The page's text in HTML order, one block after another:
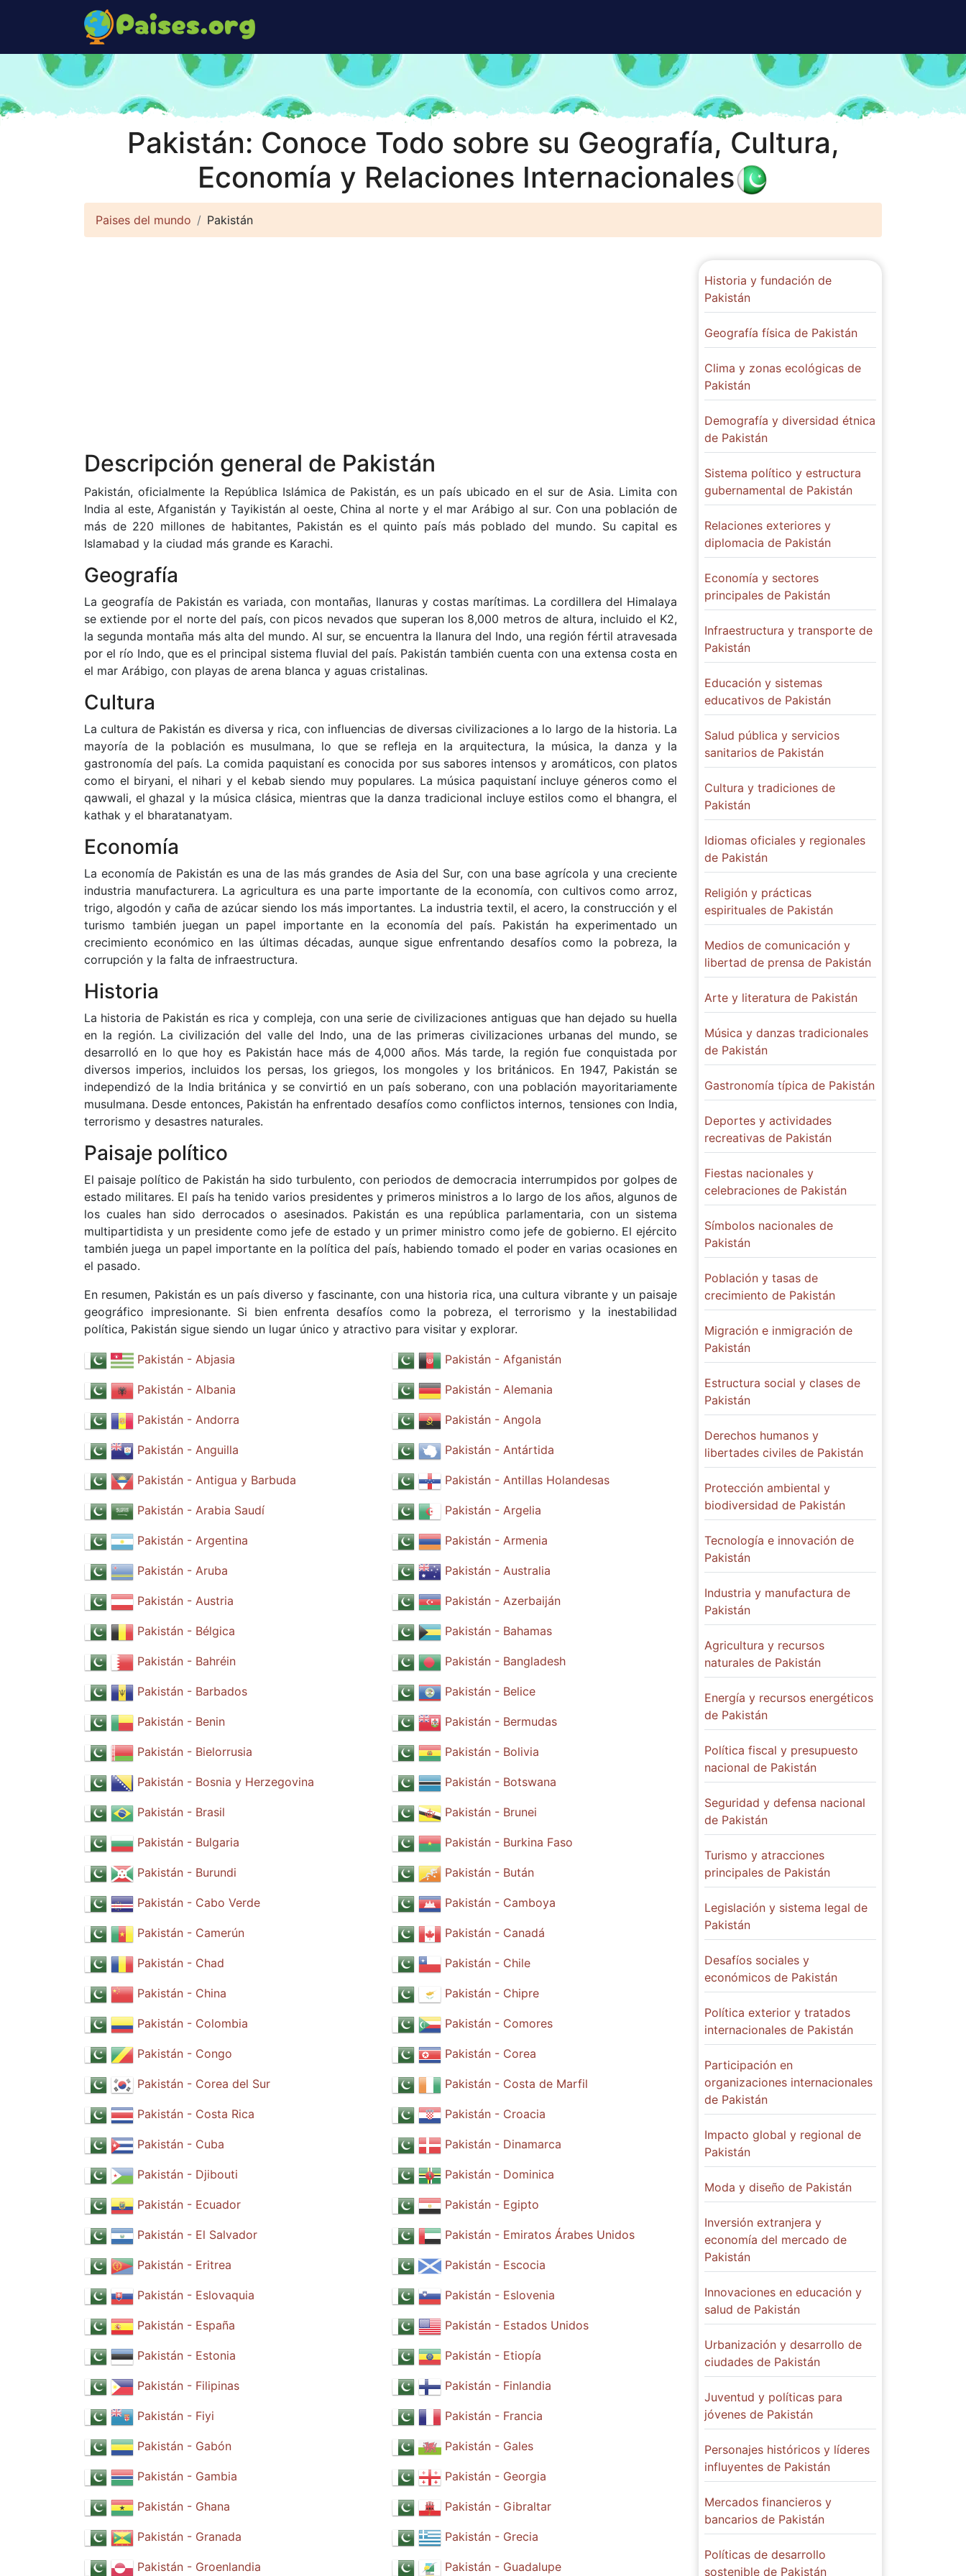
Pakistán: Conoce Todo sobre su Geografía, Cultura,
Economía y Relaciones Internacionales
Paises del mundo Pakistán
Descripción general de Pakistán
Pakistán, oficialmente la República Islámica de Pakistán, es un país ubicado en el sur de Asia. Limita con
India al este, Afganistán y Tayikistán al oeste, China al norte y el mar Arábigo al sur. Con una población de
más de 220 millones de habitantes, Pakistán es el quinto país más poblado del mundo. Su capital es
Islamabad y la ciudad más grande es Karachi.
Geografía
La geografía de Pakistán es variada, con montañas, llanuras y costas marítimas. La cordillera del Himalaya
se extiende por el norte del país, con picos nevados que superan los 8,000 metros de altura, incluido el K2,
la segunda montaña más alta del mundo. Al sur, se encuentra la llanura del Indo, una región fértil atravesada
por el río Indo, que es el principal sistema fluvial del país. Pakistán también cuenta con una extensa costa en
el mar Arábigo, con playas de arena blanca y aguas cristalinas.
Cultura
La cultura de Pakistán es diversa y rica, con influencias de diversas civilizaciones a lo largo de la historia. La
mayoría de la población es musulmana, lo que se refleja en la arquitectura, la música, la danza y la
gastronomía del país. La comida paquistaní es conocida por sus sabores intensos y aromáticos, con platos
como el biryani, el nihari y el kebab siendo muy populares. La música paquistaní incluye géneros como el
qawwali, el ghazal y la música clásica, mientras que la danza tradicional incluye estilos como el bhangra, el
kathak y el bharatanatyam.
Economía
La economía de Pakistán es una de las más grandes de Asia del Sur, con una base agrícola y una creciente
industria manufacturera. La agricultura es una parte importante de la economía, con cultivos como arroz,
trigo, algodón y caña de azúcar siendo los más importantes. La industria textil, el acero, la construcción y el
turismo también juegan un papel importante en la economía del país. Pakistán ha experimentado un
crecimiento económico en las últimas décadas, aunque sigue enfrentando desafíos como la pobreza, la
corrupción y la falta de infraestructura.
Historia
La historia de Pakistán es rica y compleja, con una serie de civilizaciones antiguas que han dejado su huella
en la región. La civilización del valle del Indo, una de las primeras civilizaciones urbanas del mundo, se
desarrolló en lo que hoy es Pakistán hace más de 4,000 años. Más tarde, la región fue conquistada por
diversos imperios, incluidos los persas, los griegos, los mongoles y los británicos. En 1947, Pakistán se
independizó de la India británica y se convirtió en un país soberano, con una población mayoritariamente
musulmana. Desde entonces, Pakistán ha enfrentado desafíos como conflictos internos, tensiones con India,
terrorismo y desastres naturales.
Paisaje político
El paisaje político de Pakistán ha sido turbulento, con periodos de democracia interrumpidos por golpes de
estado militares. El país ha tenido varios presidentes y primeros ministros a lo largo de los años, algunos de
los cuales han sido derrocados o asesinados. Pakistán es una república parlamentaria, con un sistema
multipartidista y un presidente como jefe de estado y un primer ministro como jefe de gobierno. El ejército
también juega un papel importante en la política del país, habiendo tomado el poder en varias ocasiones en
el pasado.
En resumen, Pakistán es un país diverso y fascinante, con una historia rica, una cultura vibrante y un paisaje
geográfico impresionante. Si bien enfrenta desafíos como la pobreza, el terrorismo y la inestabilidad
política, Pakistán sigue siendo un lugar único y atractivo para visitar y explorar.
Pakistán - Abjasia Pakistán - Afganistán
Pakistán - Albania Pakistán - Alemania
Pakistán - Andorra Pakistán - Angola
Pakistán - Anguilla Pakistán - Antártida
Pakistán - Antigua y Barbuda Pakistán - Antillas Holandesas
Pakistán - Arabia Saudí Pakistán - Argelia
Pakistán - Argentina Pakistán - Armenia
Pakistán - Aruba Pakistán - Australia
Pakistán - Austria Pakistán - Azerbaiján
Pakistán - Bélgica Pakistán - Bahamas
Pakistán - Bahréin Pakistán - Bangladesh
Pakistán - Barbados Pakistán - Belice
Pakistán - Benin Pakistán - Bermudas
Pakistán - Bielorrusia Pakistán - Bolivia
Pakistán - Bosnia y Herzegovina Pakistán - Botswana
Pakistán - Brasil Pakistán - Brunei
Pakistán - Bulgaria Pakistán - Burkina Faso
Pakistán - Burundi Pakistán - Bután
Pakistán - Cabo Verde Pakistán - Camboya
Pakistán - Camerún Pakistán - Canadá
Pakistán - Chad Pakistán - Chile
Pakistán - China Pakistán - Chipre
Pakistán - Colombia Pakistán - Comores
Pakistán - Congo Pakistán - Corea
Pakistán - Corea del Sur Pakistán - Costa de Marfil
Pakistán - Costa Rica Pakistán - Croacia
Pakistán - Cuba Pakistán - Dinamarca
Pakistán - Djibouti Pakistán - Dominica
Pakistán - Ecuador Pakistán - Egipto
Pakistán - El Salvador Pakistán - Emiratos Árabes Unidos
Pakistán - Eritrea Pakistán - Escocia
Pakistán - Eslovaquia Pakistán - Eslovenia
Pakistán - España Pakistán - Estados Unidos
Pakistán - Estonia Pakistán - Etiopía
Pakistán - Filipinas Pakistán - Finlandia
Pakistán - Fiyi Pakistán - Francia
Pakistán - Gabón Pakistán - Gales
Pakistán - Gambia Pakistán - Georgia
Pakistán - Ghana Pakistán - Gibraltar
Pakistán - Granada Pakistán - Grecia
Pakistán - Groenlandia Pakistán - Guadalupe
Historia y fundación de
Pakistán
Geografía física de Pakistán
Clima y zonas ecológicas de
Pakistán
Demografía y diversidad étnica
de Pakistán
Sistema político y estructura
gubernamental de Pakistán
Relaciones exteriores y
diplomacia de Pakistán
Economía y sectores
principales de Pakistán
Infraestructura y transporte de
Pakistán
Educación y sistemas
educativos de Pakistán
Salud pública y servicios
sanitarios de Pakistán
Cultura y tradiciones de
Pakistán
Idiomas oficiales y regionales
de Pakistán
Religión y prácticas
espirituales de Pakistán
Medios de comunicación y
libertad de prensa de Pakistán
Arte y literatura de Pakistán
Música y danzas tradicionales
de Pakistán
Gastronomía típica de Pakistán
Deportes y actividades
recreativas de Pakistán
Fiestas nacionales y
celebraciones de Pakistán
Símbolos nacionales de
Pakistán
Población y tasas de
crecimiento de Pakistán
Migración e inmigración de
Pakistán
Estructura social y clases de
Pakistán
Derechos humanos y
libertades civiles de Pakistán
Protección ambiental y
biodiversidad de Pakistán
Tecnología e innovación de
Pakistán
Industria y manufactura de
Pakistán
Agricultura y recursos
naturales de Pakistán
Energía y recursos energéticos
de Pakistán
Política fiscal y presupuesto
nacional de Pakistán
Seguridad y defensa nacional
de Pakistán
Turismo y atracciones
principales de Pakistán
Legislación y sistema legal de
Pakistán
Desafíos sociales y
económicos de Pakistán
Política exterior y tratados
internacionales de Pakistán
Participación en
organizaciones internacionales
de Pakistán
Impacto global y regional de
Pakistán
Moda y diseño de Pakistán
Inversión extranjera y
economía del mercado de
Pakistán
Innovaciones en educación y
salud de Pakistán
Urbanización y desarrollo de
ciudades de Pakistán
Juventud y políticas para
jóvenes de Pakistán
Personajes históricos y líderes
influyentes de Pakistán
Mercados financieros y
bancarios de Pakistán
Políticas de desarrollo
sostenible de Pakistán